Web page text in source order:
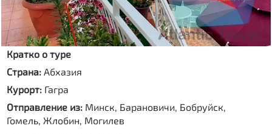
Кратко о туре
Страна:Абхазия
Курорт: Гагра
Отправление из: Минск, Барановичи, Бобруйск,
Гомель, Жлобин, Могилев